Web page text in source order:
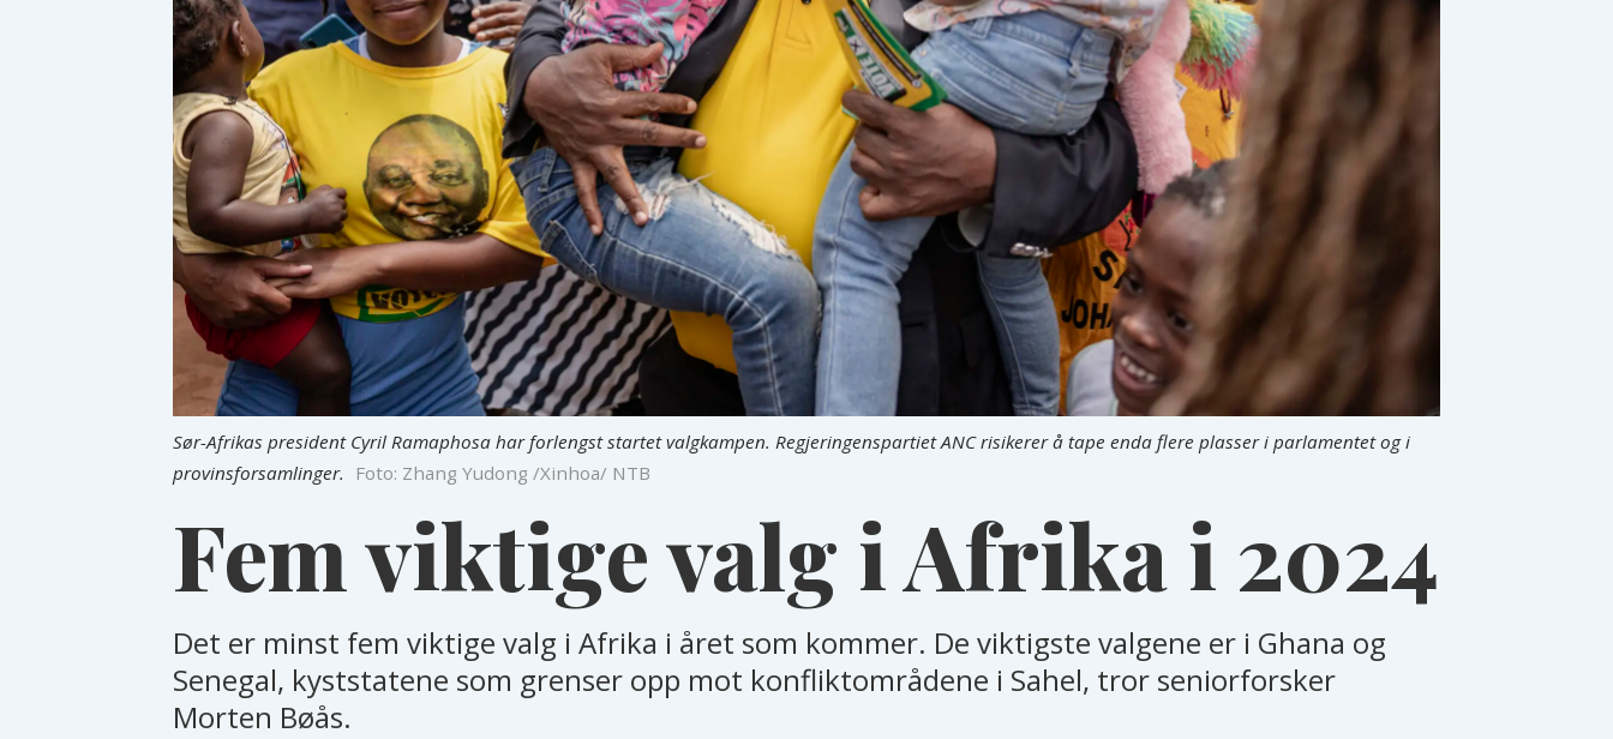
Sør-Afrikas president Cyril Ramaphosa har forlengst startet valgkampen. Regjeringenspartiet ANC risikerer å tape enda flere plasser i parlamentet og i
provinsforsamlinger. Foto: Zhang Yudong /Xinhoa/ NTB
Fem viktige valg i Afrika i 2024
Det er minst fem viktige valg i Afrika i året som kommer. De viktigste valgene er i Ghana og
Senegal, kyststatene som grenser opp mot konfliktområdene i Sahel, tror seniorforsker
Morten Bøås.